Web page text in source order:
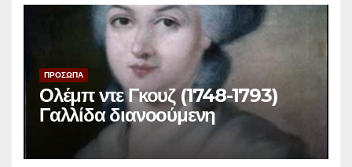
ΠΡΟΣΩΠΑ
Ολέμπ ντε Γκουζ (1748-1793)
Γαλλίδα διανοούμενη